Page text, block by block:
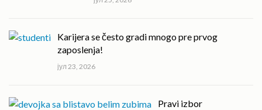
Karijera se često gradi mnogo pre prvog
zaposlenja!
јул 23, 2026
Pravi izbor